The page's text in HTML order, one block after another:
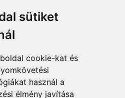
sütiket
cookie-kat és
használ a
élmény javítása